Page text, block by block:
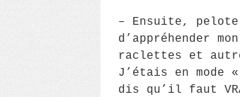
– Ensuite,
d’appréhender
raclettes et
J’étais en mode «
dis qu’il faut